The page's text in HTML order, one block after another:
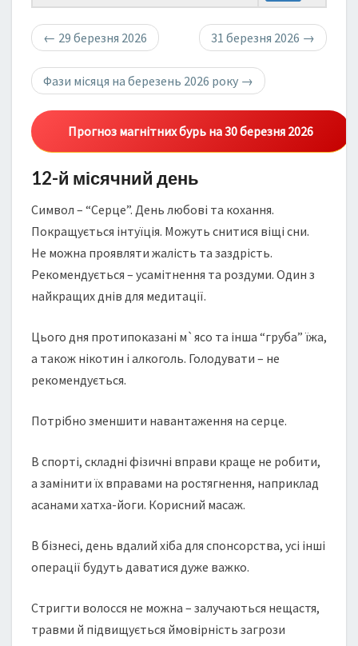
← 29 березня 2026 31 березня 2026 →
Фази місяця на березень 2026 року →
Прогноз магнітних бурь на 30 березня 2026
12-й місячний день
Символ – “Серце”. День любові та кохання.
Покращується інтуїція. Можуть снитися віщі сни.
Не можна проявляти жалість та заздрість.
Рекомендується – усамітнення та роздуми. Один з
найкращих днів для медитації.
Цього дня протипоказані м`ясо та інша “груба” їжа,
а також нікотин і алкоголь. Голодувати – не
рекомендується.
Потрібно зменшити навантаження на серце.
В спорті, складні фізичні вправи краще не робити,
а замінити їх вправами на ростягнення, наприклад
асанами хатха-йоги. Корисний масаж.
В бізнесі, день вдалий хіба для спонсорства, усі інші
операції будуть даватися дуже важко.
Стригти волосся не можна – залучаються нещастя,
травми й підвищується ймовірність загрози